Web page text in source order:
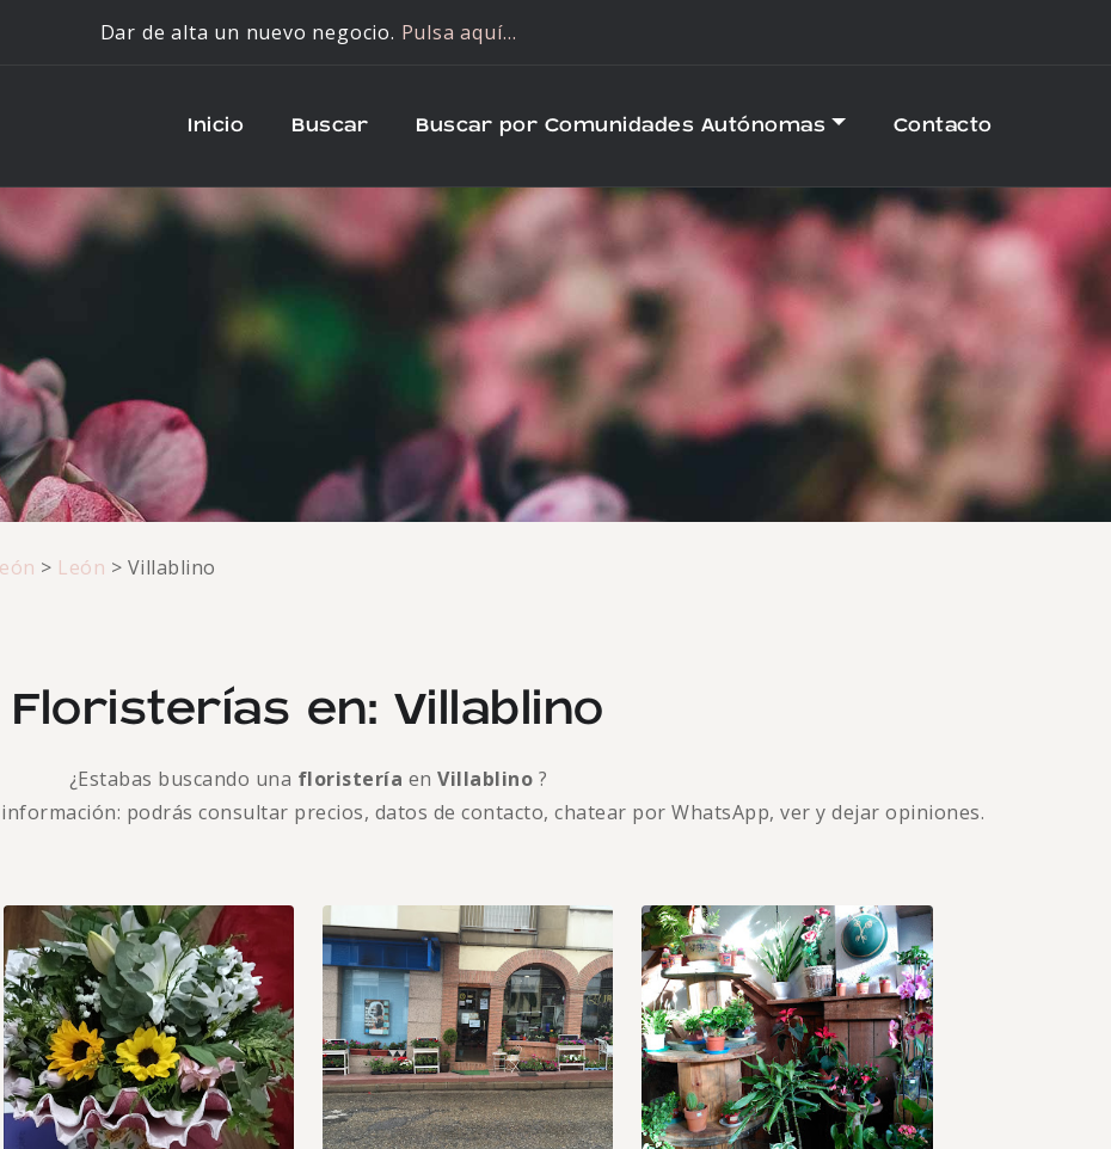
Dar de alta un nuevo negocio. Pulsa aquí…
Inicio Buscar Buscar por Comunidades Autónomas Contacto
> León > Villablino
Floristerías en: Villablino
¿Estabas buscando una floristería enVillablino ?
podrás consultar precios, datos de contacto, chatear por WhatsApp, ver y dejar opiniones.